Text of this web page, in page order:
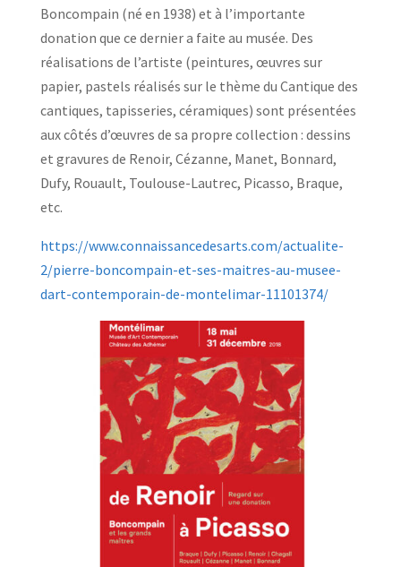
Boncompain (né en 1938) et à l’importante
donation que ce dernier a faite au musée. Des
réalisations de l’artiste (peintures, œuvres sur
papier, pastels réalisés sur le thème du Cantique des
cantiques, tapisseries, céramiques) sont présentées
aux côtés d’œuvres de sa propre collection : dessins
et gravures de Renoir, Cézanne, Manet, Bonnard,
Dufy, Rouault, Toulouse-Lautrec, Picasso, Braque,
etc.
https://www.connaissancedesarts.com/actualite-
2/pierre-boncompain-et-ses-maitres-au-musee-
dart-contemporain-de-montelimar-11101374/